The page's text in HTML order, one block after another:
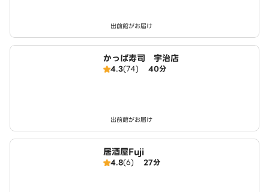
出前館がお届け
かっぱ寿司 宇治店
4.3(74) 40分
出前館がお届け
居酒屋Fuji
4.8(6) 27分